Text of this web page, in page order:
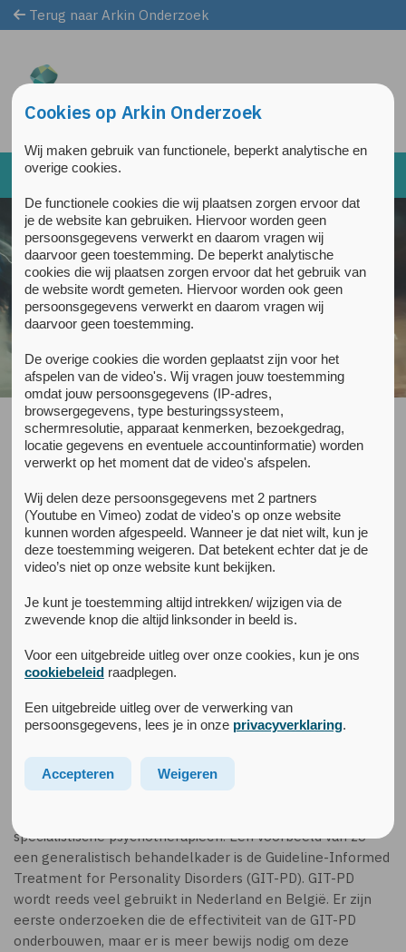
Terug naar Arkin Onderzoek
Terug naar het kenniscentrum
P-DAET
Aanleiding
Internationale richtlijnen
bevelen specialistische
behandeling van
persoonlijkheidsstoornissen,
denk hierbij aan MBT, ST,
DGT of TFP. In de praktijk
voor veel mensen
ontoegankelijk. Door dure programma’s en een te kort aan
hoogopgeleide medewerkers ontstaat een beperkte
beschikbaarheid van passende zorg, wat leidt tot lange
wachtlijsten. Onderzoek laat zien dat generalistische
specialistische psychotherapieën. Een voorbeeld van zo
een generalistisch behandelkader is de Guideline-Informed
Treatment for Personality Disorders (GIT-PD). GIT-PD
wordt reeds veel gebruikt in Nederland en België. Er zijn
eerste onderzoeken die de effectiviteit van de GIT-PD
onderbouwen, maar er is meer bewijs nodig om deze
Cookies op Arkin Onderzoek
Wij maken gebruik van functionele, beperkt analytische en
overige cookies.
De functionele cookies die wij plaatsen zorgen ervoor dat
je de website kan gebruiken. Hiervoor worden geen
persoonsgegevens verwerkt en daarom vragen wij
daarvoor geen toestemming. De beperkt analytische
cookies die wij plaatsen zorgen ervoor dat het gebruik van
de website wordt gemeten. Hiervoor worden ook geen
persoonsgegevens verwerkt en daarom vragen wij
daarvoor geen toestemming.
De overige cookies die worden geplaatst zijn voor het
afspelen van de video's. Wij vragen jouw toestemming
omdat jouw persoonsgegevens (IP-adres,
browsergegevens, type besturingssysteem,
schermresolutie, apparaat kenmerken, bezoekgedrag,
locatie gegevens en eventuele accountinformatie) worden
verwerkt op het moment dat de video's afspelen.
Wij delen deze persoonsgegevens met 2 partners
(Youtube en Vimeo) zodat de video's op onze website
kunnen worden afgespeeld. Wanneer je dat niet wilt, kun je
deze toestemming weigeren. Dat betekent echter dat je de
video’s niet op onze website kunt bekijken.
Je kunt je toestemming altijd intrekken/ wijzigen via de
zwevende knop die altijd linksonder in beeld is.
Voor een uitgebreide uitleg over onze cookies, kun je ons
cookiebeleidraadplegen.
Een uitgebreide uitleg over de verwerking van
persoonsgegevens, lees je in onze privacyverklaring.
Accepteren Weigeren